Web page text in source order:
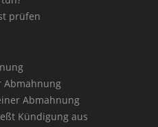
prüfen
Abmahnung
Abmahnung
Kündigung aus